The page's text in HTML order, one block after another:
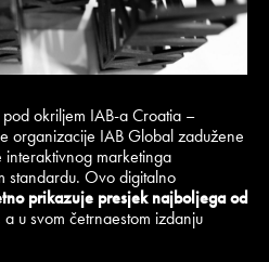
okriljem IAB-a Croatia –
organizacije IAB Global zadužene
marketinga
standardu. Ovo digitalno
prikazuje presjek najboljega od
a u svom četrnaestom izdanju